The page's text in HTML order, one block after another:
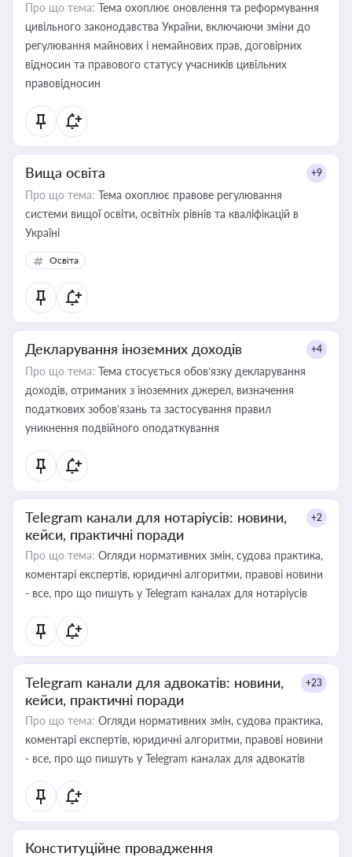
Про що тема: Тема охоплює оновлення та реформування
цивільного законодавства України, включаючи зміни до
регулювання майнових і немайнових прав, договірних
відносин та правового статусу учасників цивільних
правовідносин
Вища освіта +9
Про що тема: Тема охоплює правове регулювання
системи вищої освіти, освітніх рівнів та кваліфікацій в
Україні
Освіта
Декларування іноземних доходів +4
Про що тема: Тема стосується обов’язку декларування
доходів, отриманих з іноземних джерел, визначення
податкових зобов’язань та застосування правил
уникнення подвійного оподаткування
Telegram канали для нотаріусів: новини,
кейси, практичні поради
+2
Про що тема: Огляди нормативних змін, судова практика,
коментарі експертів, юридичні алгоритми, правові новини
- все, про що пишуть у Telegram каналах для нотаріусів
Telegram канали для адвокатів: новини,
кейси, практичні поради
+23
Про що тема: Огляди нормативних змін, судова практика,
коментарі експертів, юридичні алгоритми, правові новини
- все, про що пишуть у Telegram каналах для адвокатів
Конституційне провадження